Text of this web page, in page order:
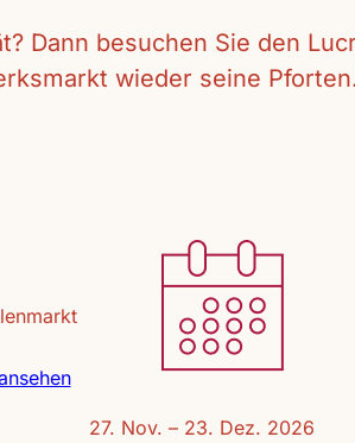
Dann besuchen Sie den
wieder seine
27. Nov. – 23. Dez. 2026